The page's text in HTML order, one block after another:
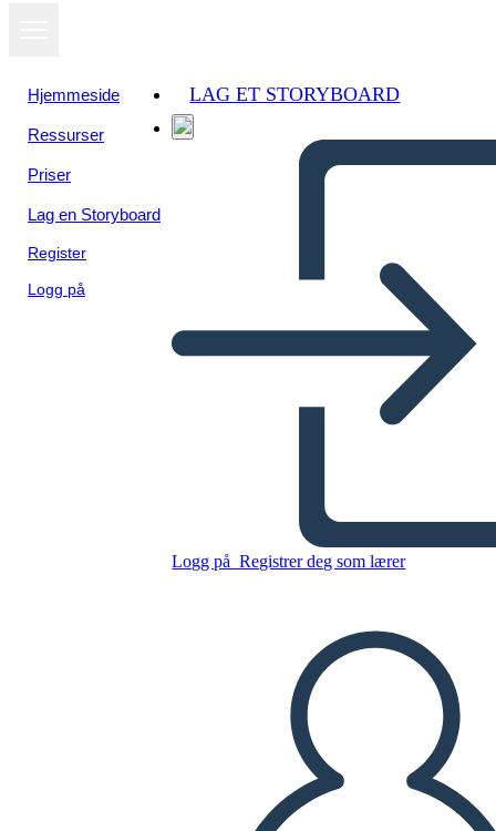
Hjemmeside
Ressurser
Priser
Lag en Storyboard
Register
Logg på
LAG ET STORYBOARD
Logg på Registrer deg som lærer
Untitled Storyboard
LAGE ET STORYBOARD
SPILLE AV LYSBILDEFREMVISNING
LES FOR MEG
Vis som
lysbildefremvisning